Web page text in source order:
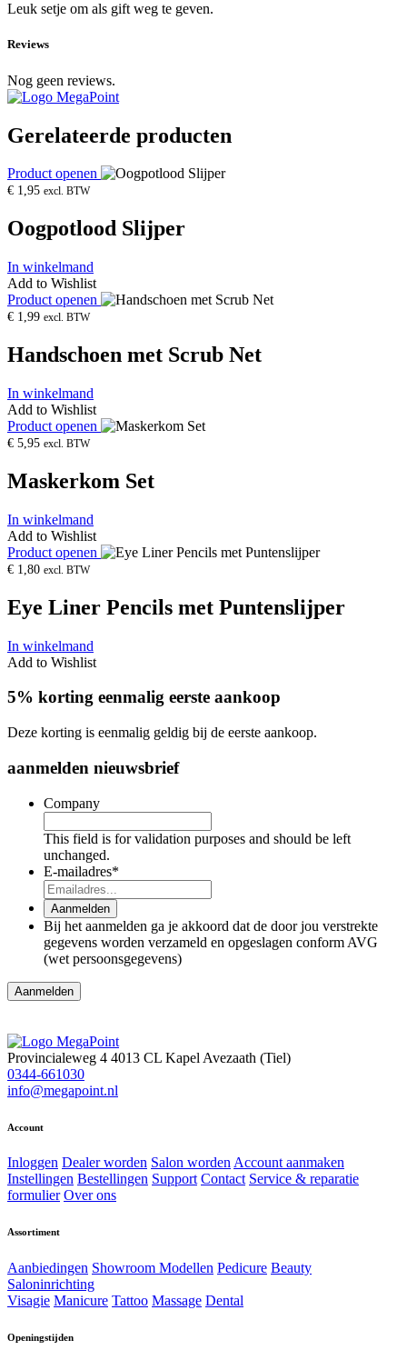
Leuk setje om als gift weg te geven.
Reviews
Nog geen reviews.
Gerelateerde producten
Product openen
€ 1,95 excl. BTW
Oogpotlood Slijper
In winkelmand
Add to Wishlist
Product openen
€ 1,99 excl. BTW
Handschoen met Scrub Net
In winkelmand
Add to Wishlist
Product openen
€ 5,95 excl. BTW
Maskerkom Set
In winkelmand
Add to Wishlist
Product openen
€ 1,80 excl. BTW
Eye Liner Pencils met Puntenslijper
In winkelmand
Add to Wishlist
5% korting eenmalig eerste aankoop
Deze korting is eenmalig geldig bij de eerste aankoop.
aanmelden nieuwsbrief
Company
This field is for validation purposes and should be left
unchanged.
E-mailadres*
Aanmelden
Bij het aanmelden ga je akkoord dat de door jou verstrekte
gegevens worden verzameld en opgeslagen conform AVG
(wet persoonsgegevens)
Aanmelden
Provincialeweg 4 4013 CL Kapel Avezaath (Tiel)
0344-661030
info@megapoint.nl
Account
Inloggen Dealer worden Salon wordenAccount aanmaken
Instellingen Bestellingen Support Contact Service & reparatie
formulier Over ons
Assortiment
Aanbiedingen Showroom Modellen Pedicure Beauty
Saloninrichting
Visagie Manicure Tattoo Massage Dental
Openingstijden